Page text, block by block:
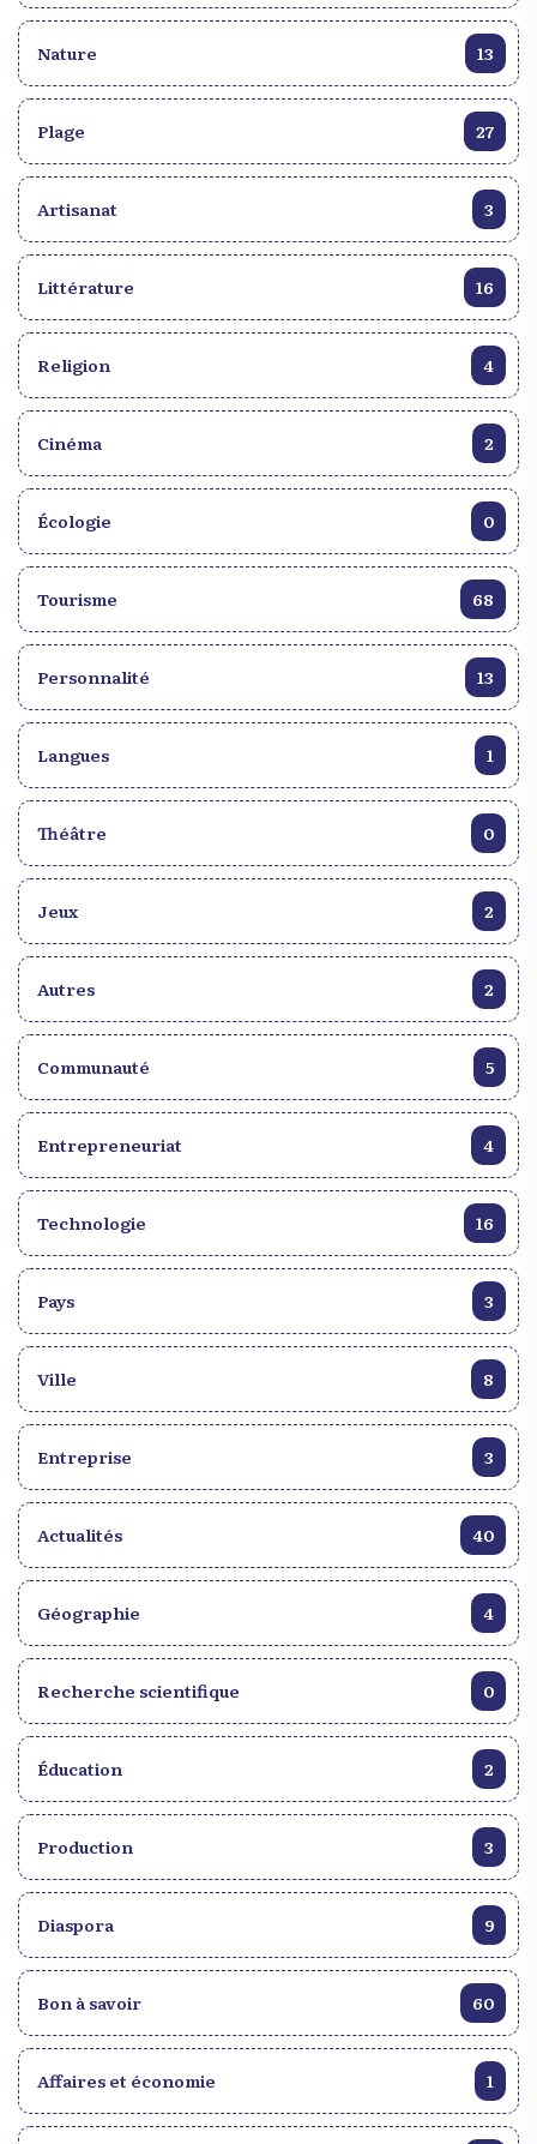
Nature 13
Plage 27
Artisanat 3
Littérature 16
Religion 4
Cinéma 2
Écologie 0
Tourisme 68
Personnalité 13
Langues 1
Théâtre 0
Jeux 2
Autres 2
Communauté 5
Entrepreneuriat 4
Technologie 16
Pays 3
Ville 8
Entreprise 3
Actualités 40
Géographie 4
Recherche scientifique 0
Éducation 2
Production 3
Diaspora 9
Bon à savoir 60
Affaires et économie 1